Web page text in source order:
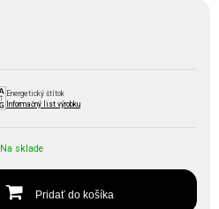
Energetický štítok
Informačný list výrobku
Na sklade
Pridať do košíka